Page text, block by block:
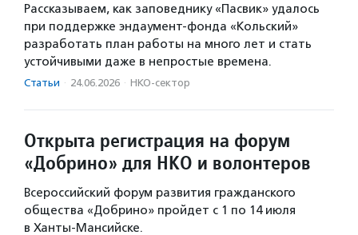
Рассказываем, как заповеднику «Пасвик» удалось
при поддержке эндаумент-фонда «Кольский»
разработать план работы на много лет и стать
устойчивыми даже в непростые времена.
Статьи · 24.06.2026 · НКО-сектор
Открыта регистрация на форум
«Добрино» для НКО и волонтеров
Всероссийский форум развития гражданского
общества «Добрино» пройдет с 1 по 14 июля
в Ханты-Мансийске.